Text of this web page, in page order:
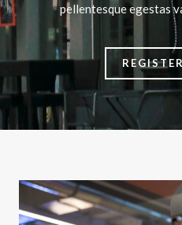
pellentesque egestas